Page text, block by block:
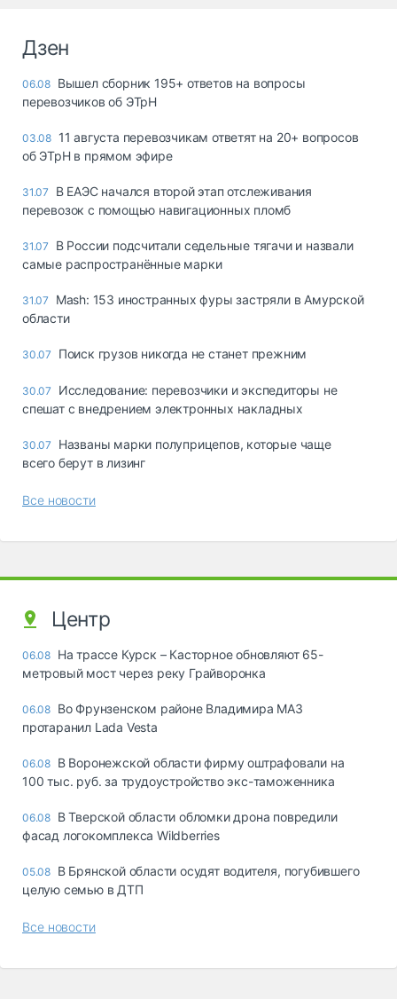
Дзен
06.08 Вышел сборник 195+ ответов на вопросы
перевозчиков об ЭТрН
03.08 11 августа перевозчикам ответят на 20+ вопросов
об ЭТрН в прямом эфире
31.07
В ЕАЭС начался второй этап отслеживания
перевозок с помощью навигационных пломб
31.07
В России подсчитали седельные тягачи и назвали
самые распространённые марки
31.07
Mash: 153 иностранных фуры застряли в Амурской
области
30.07 Поиск грузов никогда не станет прежним
30.07
Исследование: перевозчики и экспедиторы не
спешат с внедрением электронных накладных
30.07
Названы марки полуприцепов, которые чаще
всего берут в лизинг
Все новости
Центр
06.08 На трассе Курск – Касторное обновляют 65-
метровый мост через реку Грайворонка
06.08 Во Фрунзенском районе Владимира МАЗ
протаранил Lada Vesta
06.08 В Воронежской области фирму оштрафовали на
100 тыс. руб. за трудоустройство экс-таможенника
06.08 В Тверской области обломки дрона повредили
фасад логокомплекса Wildberries
05.08 В Брянской области осудят водителя, погубившего
целую семью в ДТП
Все новости